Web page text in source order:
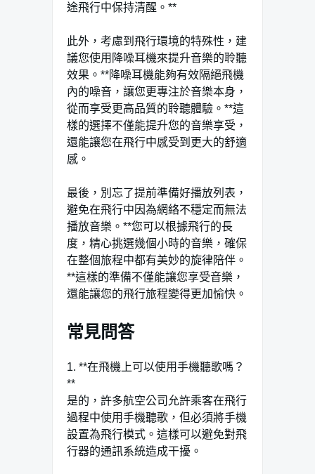
途飛行中保持清醒。**
此外，考慮到飛行環境的特殊性，建
議您使用降噪耳機來提升音樂的聆聽
效果。**降噪耳機能夠有效隔絕飛機
內的噪音，讓您更專注於音樂本身，
從而享受更高品質的聆聽體驗。**這
樣的選擇不僅能提升您的音樂享受，
還能讓您在飛行中感受到更大的舒適
感。
最後，別忘了提前準備好播放列表，
避免在飛行中因為網絡不穩定而無法
播放音樂。**您可以根據飛行的長
度，精心挑選幾個小時的音樂，確保
在整個旅程中都有美妙的旋律陪伴。
**這樣的準備不僅能讓您享受音樂，
還能讓您的飛行旅程變得更加愉快。
常見問答
1. **在飛機上可以使用手機聽歌嗎？
**
是的，許多航空公司允許乘客在飛行
過程中使用手機聽歌，但必須將手機
設置為飛行模式。這樣可以避免對飛
行器的通訊系統造成干擾。